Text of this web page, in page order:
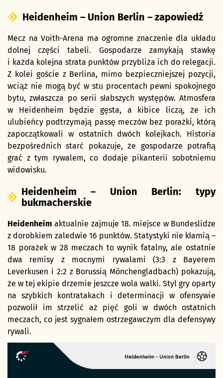
Heidenheim – Union Berlin – zapowiedź
Mecz na Voith-Arena ma ogromne znaczenie dla układu
dolnej części tabeli. Gospodarze zamykają stawkę
i każda kolejna strata punktów przybliża ich do relegacji.
Z kolei goście z Berlina, mimo bezpieczniejszej pozycji,
wciąż nie mogą być w stu procentach pewni spokojnego
bytu, zwłaszcza po serii słabszych występów. Atmosfera
w Heidenheim będzie gęsta, a kibice liczą, że ich
ulubieńcy podtrzymają passę meczów bez porażki, którą
zapoczątkowali w ostatnich dwóch kolejkach. Historia
bezpośrednich starć pokazuje, że gospodarze potrafią
grać z tym rywalem, co dodaje pikanterii sobotniemu
widowisku.
Heidenheim – Union Berlin: typy
bukmacherskie
Heidenheim aktualnie zajmuje 18. miejsce w Bundeslidze
z dorobkiem zaledwie 16 punktów. Statystyki nie kłamią –
18 porażek w 28 meczach to wynik fatalny, ale ostatnie
dwa remisy z mocnymi rywalami (3:3 z Bayerem
Leverkusen i 2:2 z Borussią Mönchengladbach) pokazują,
że w tej ekipie drzemie jeszcze wola walki. Styl gry oparty
na szybkich kontratakach i determinacji w ofensywie
pozwolił im strzelić aż pięć goli w dwóch ostatnich
meczach, co jest sygnałem ostrzegawczym dla defensywy
rywali.